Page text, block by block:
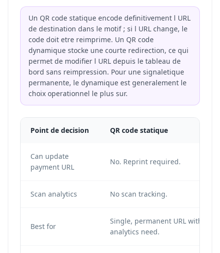
Un QR code statique encode definitivement l URL
de destination dans le motif ; si l URL change, le
code doit etre reimprime. Un QR code
dynamique stocke une courte redirection, ce qui
permet de modifier l URL depuis le tableau de
bord sans reimpression. Pour une signaletique
permanente, le dynamique est generalement le
choix operationnel le plus sur.
Point de decision QR code statique
Can update
payment URL
No. Reprint required.
Scan analytics No scan tracking.
Best for
Single, permanent URL with no
analytics need.